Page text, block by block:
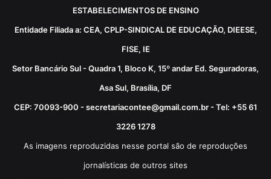
ESTABELECIMENTOS DE ENSINO
Entidade Filiada a: CEA, CPLP-SINDICAL DE EDUCAÇÃO, DIEESE,
FISE, IE
Setor Bancário Sul - Quadra 1, Bloco K, 15º andar Ed. Seguradoras,
Asa Sul, Brasília, DF
CEP: 70093-900 - secretariacontee@gmail.com.br - Tel: +55 61
3226 1278
As imagens reproduzidas nesse portal são de reproduções
jornalísticas de outros sites